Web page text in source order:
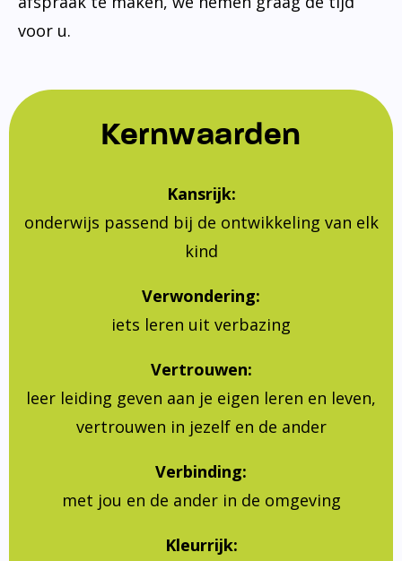
voor u.
Kernwaarden
Kansrijk:
onderwijs passend bij de ontwikkeling van elk
kind
Verwondering:
iets leren uit verbazing
Vertrouwen:
leer leiding geven aan je eigen leren en leven,
vertrouwen in jezelf en de ander
Verbinding:
met jou en de ander in de omgeving
Kleurrijk: